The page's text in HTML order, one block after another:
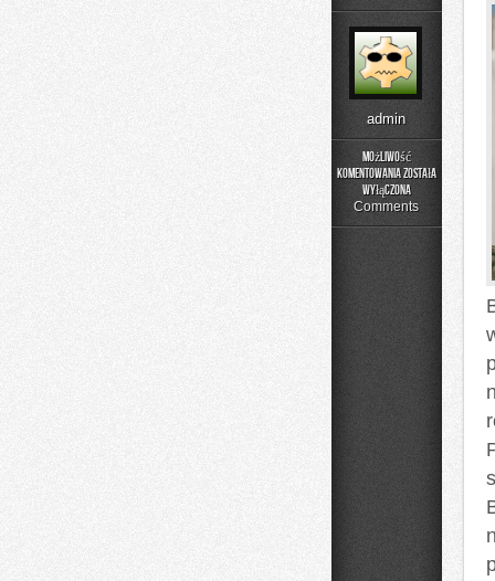
admin
Możliwość
komentowania
Składniki
lupą
została
wyłączona
Comments